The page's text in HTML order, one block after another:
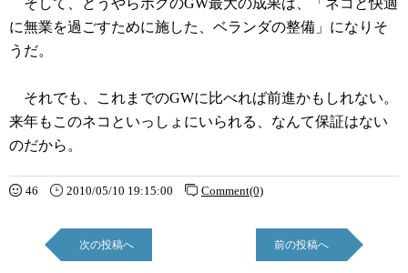
そして、どうやらボクのGW最大の成果は、「ネコと快適
に無業を過ごすために施した、ベランダの整備」になりそ
うだ。
それでも、これまでのGWに比べれば前進かもしれない。
来年もこのネコといっしょにいられる、なんて保証はない
のだから。
46 2010/05/10 19:15:00 Comment(0)
次の投稿へ 前の投稿へ